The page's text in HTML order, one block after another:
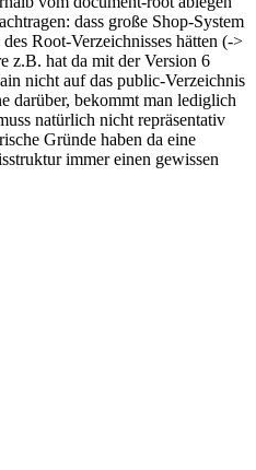
dass große Shop-System
Root-Verzeichnisses hätten (->
z.B. hat da mit der Version 6
nicht auf das public-Verzeichnis
darüber, bekommt man lediglich
natürlich nicht repräsentativ
Gründe haben da eine
immer einen gewissen